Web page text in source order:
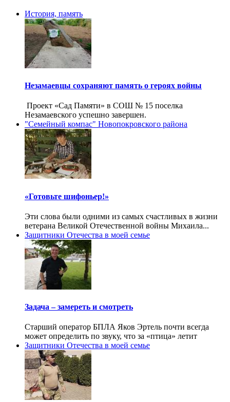
История, память
Незамаевцы сохраняют память о героях войны
Проект «Сад Памяти» в СОШ № 15 поселка
Незамаевского успешно завершен.
"Семейный компас" Новопокровского района
«Готовьте шифоньер!»
Эти слова были одними из самых счастливых в жизни
ветерана Великой Отечественной войны Михаила...
Защитники Отечества в моей семье
Задача – замереть и смотреть
Старший оператор БПЛА Яков Эртель почти всегда
может определить по звуку, что за «птица» летит
Защитники Отечества в моей семье